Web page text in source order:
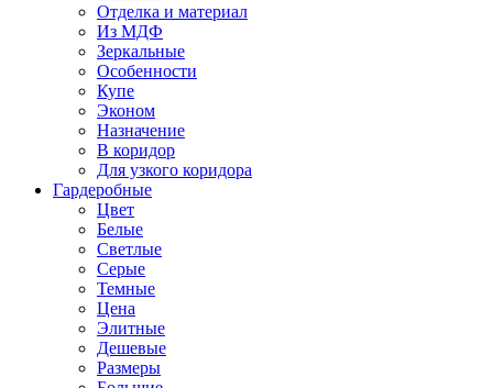
Отделка и материал
Из МДФ
Зеркальные
Особенности
Купе
Эконом
Назначение
В коридор
Для узкого коридора
Гардеробные
Цвет
Белые
Светлые
Серые
Темные
Цена
Элитные
Дешевые
Размеры